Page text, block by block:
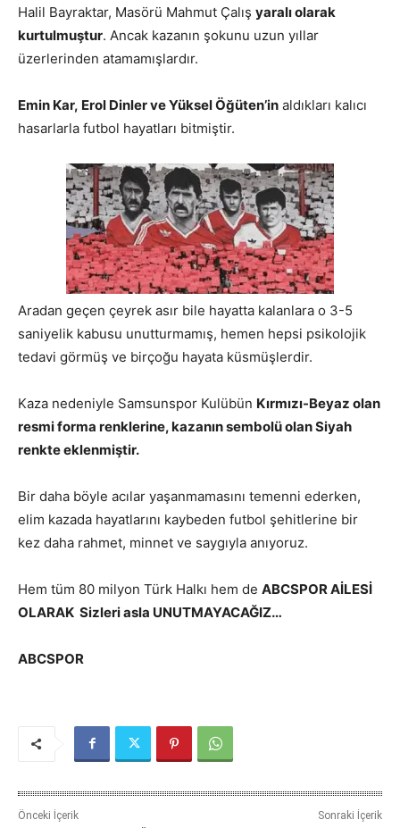
Halil Bayraktar, Masörü Mahmut Çalış yaralı olarak
kurtulmuştur. Ancak kazanın şokunu uzun yıllar
üzerlerinden atamamışlardır.
Emin Kar, Erol Dinler ve Yüksel Öğüten’in aldıkları kalıcı
hasarlarla futbol hayatları bitmiştir.
Aradan geçen çeyrek asır bile hayatta kalanlara o 3-5
saniyelik kabusu unutturmamış, hemen hepsi psikolojik
tedavi görmüş ve birçoğu hayata küsmüşlerdir.
Kaza nedeniyle Samsunspor Kulübün Kırmızı-Beyaz olan
resmi forma renklerine, kazanın sembolü olan Siyah
renkte eklenmiştir.
Bir daha böyle acılar yaşanmamasını temenni ederken,
elim kazada hayatlarını kaybeden futbol şehitlerine bir
kez daha rahmet, minnet ve saygıyla anıyoruz.
Hem tüm 80 milyon Türk Halkı hem de ABCSPOR AİLESİ
OLARAK Sizleri asla UNUTMAYACAĞIZ…
ABCSPOR
Önceki İçerik
Sonraki İçerik